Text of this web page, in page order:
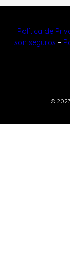
Política de
son seguros –
©